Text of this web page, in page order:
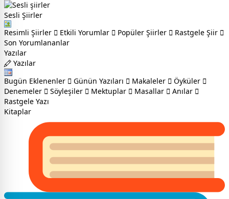
Sesli Şiirler
Resimli Şiirler
Etkili Yorumlar Popüler Şiirler
Rastgele Şiir
Son Yorumlananlar
Yazılar
Yazılar
Bugün Eklenenler
Günün Yazıları Makaleler
Öyküler
Denemeler
Söyleşiler Mektuplar Masallar
Anılar
Rastgele Yazı
Kitaplar